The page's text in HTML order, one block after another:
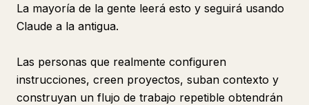
La mayoría de la gente leerá esto y seguirá usando
Claude a la antigua.
Las personas que realmente configuren
instrucciones, creen proyectos, suban contexto y
construyan un flujo de trabajo repetible obtendrán